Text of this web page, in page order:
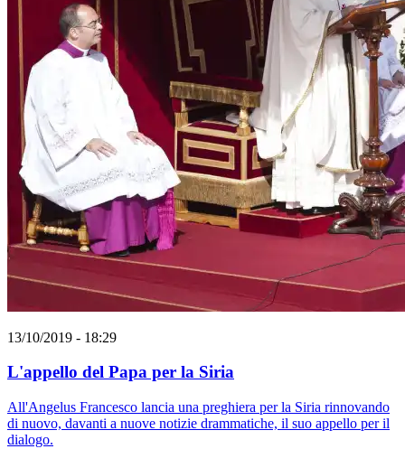
13/10/2019 - 18:29
L'appello del Papa per la Siria
All'Angelus Francesco lancia una preghiera per la Siria rinnovando
di nuovo, davanti a nuove notizie drammatiche, il suo appello per il
dialogo.